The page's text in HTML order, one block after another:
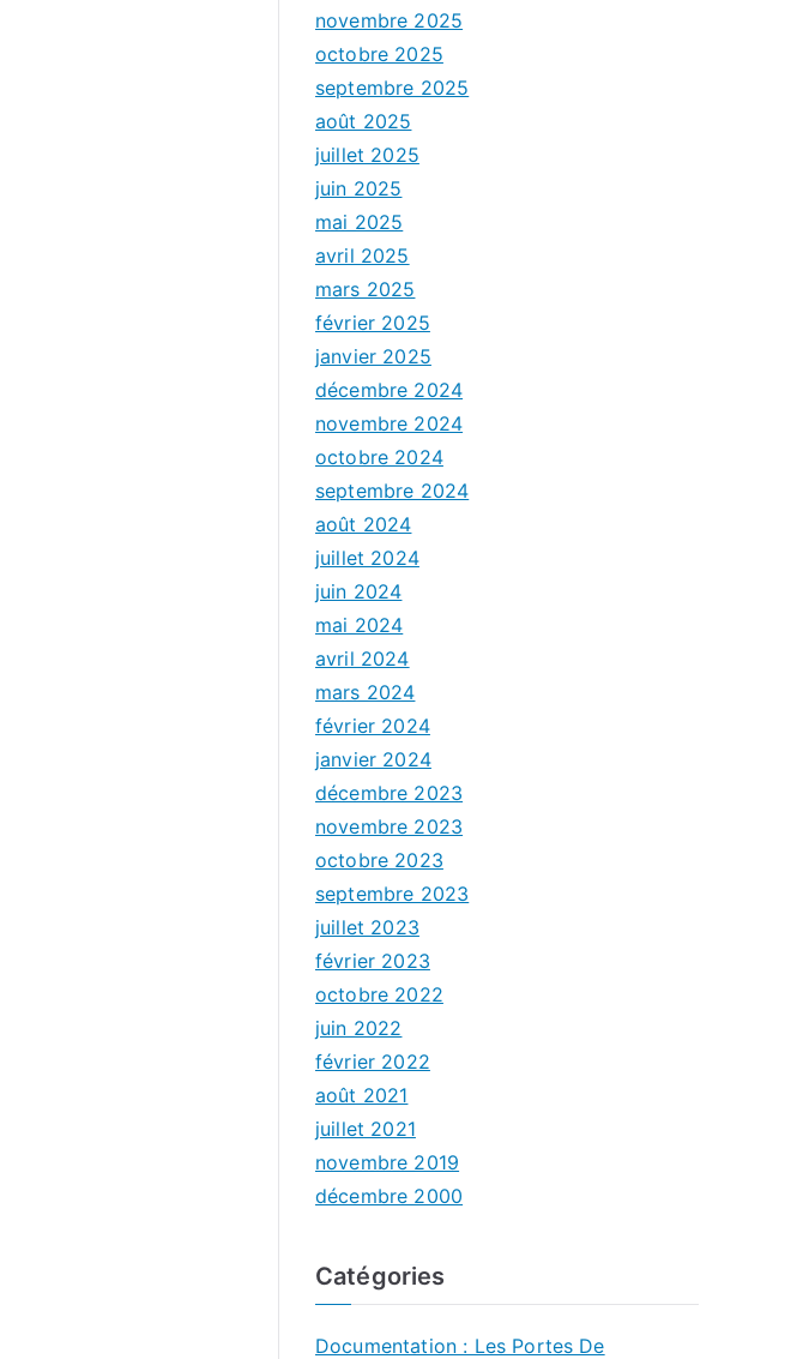
novembre 2025
octobre 2025
septembre 2025
août 2025
juillet 2025
juin 2025
mai 2025
avril 2025
mars 2025
février 2025
janvier 2025
décembre 2024
novembre 2024
octobre 2024
septembre 2024
août 2024
juillet 2024
juin 2024
mai 2024
avril 2024
mars 2024
février 2024
janvier 2024
décembre 2023
novembre 2023
octobre 2023
septembre 2023
juillet 2023
février 2023
octobre 2022
juin 2022
février 2022
août 2021
juillet 2021
novembre 2019
décembre 2000
Catégories
Documentation : Les Portes De